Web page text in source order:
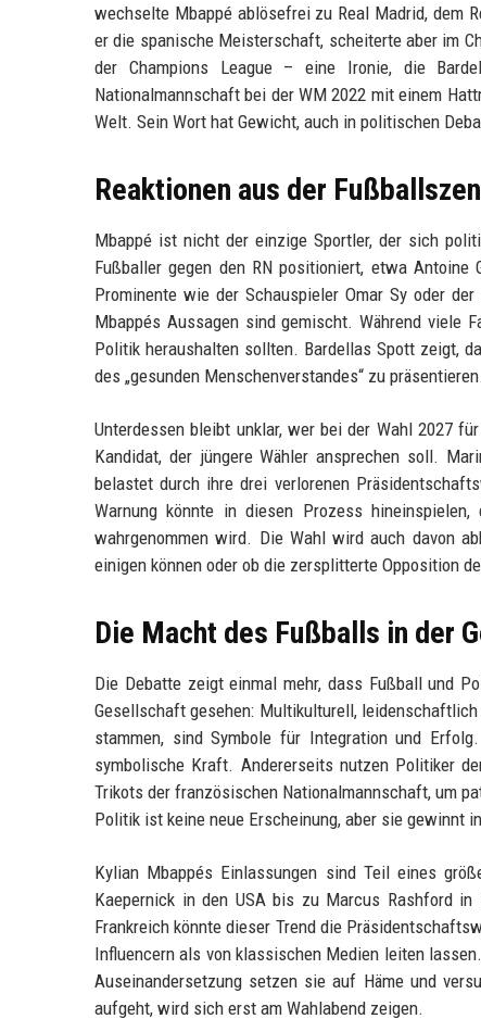
wechselte Mbappé ablösefrei zu Real Madrid, dem
er die spanische Meisterschaft, scheiterte aber im
der Champions League – eine Ironie, die
Nationalmannschaft bei der WM 2022 mit einem
Welt. Sein Wort hat Gewicht, auch in politischen
Reaktionen aus der
Mbappé ist nicht der einzige Sportler, der sich
Fußballer gegen den RN positioniert, etwa
Prominente wie der Schauspieler Omar Sy oder
Mbappés Aussagen sind gemischt. Während viele
Politik heraushalten sollten. Bardellas Spott zeigt,
des „gesunden Menschenverstandes“ zu präsentieren.
Unterdessen bleibt unklar, wer bei der Wahl 2027
Kandidat, der jüngere Wähler ansprechen soll.
belastet durch ihre drei verlorenen
Warnung könnte in diesen Prozess
wahrgenommen wird. Die Wahl wird auch davon
einigen können oder ob die zersplitterte Opposition
Die Macht des Fußballs in der
Die Debatte zeigt einmal mehr, dass Fußball und
Gesellschaft gesehen: Multikulturell,
stammen, sind Symbole für Integration und
symbolische Kraft. Andererseits nutzen Politiker
Trikots der französischen Nationalmannschaft, um
Politik ist keine neue Erscheinung, aber sie gewinnt
Kylian Mbappés Einlassungen sind Teil eines
Kaepernick in den USA bis zu Marcus Rashford
Frankreich könnte dieser Trend die
Influencern als von klassischen Medien leiten
Auseinandersetzung setzen sie auf Häme und
aufgeht, wird sich erst am Wahlabend zeigen.